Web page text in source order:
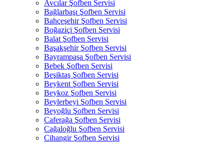
Avcılar Şofben Servisi
Bağlarbaşı Şofben Servisi
Bahçeşehir Şofben Servisi
Boğaziçi Şofben Servisi
Balat Şofben Servisi
Başakşehir Şofben Servisi
Bayrampaşa Şofben Servisi
Bebek Şofben Servisi
Beşiktaş Şofben Servisi
Beykent Şofben Servisi
Beykoz Şofben Servisi
Beylerbeyi Şofben Servisi
Beyoğlu Şofben Servisi
Caferağa Şofben Servisi
Cağaloğlu Şofben Servisi
Cihangir Şofben Servisi